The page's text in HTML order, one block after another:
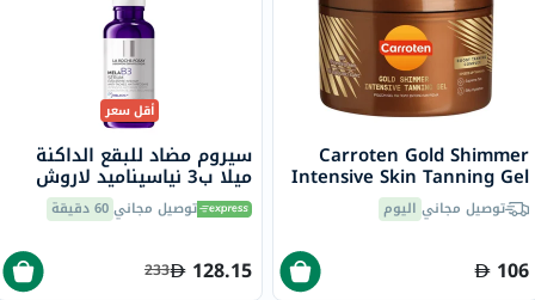
Carroten Gold Shimmer
Intensive Skin Tanning Gel
150mlتوصيل مجاني اليوم
106
أقل سعر
سيروم مضاد للبقع الداكنة
ميلا ب3 نياسيناميد لاروش
بوزيه، لجميع أنواع البشرة -
30 مل توصيل مجاني60 دقيقة
128.15
233